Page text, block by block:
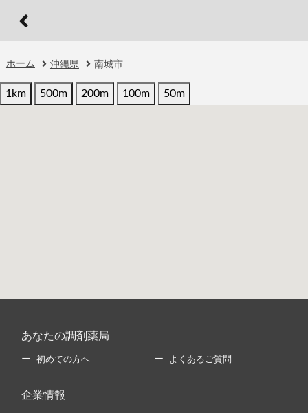
ホーム 沖縄県 南城市
1km 500m 200m 100m 50m
あなたの調剤薬局
初めての方へ よくあるご質問
企業情報